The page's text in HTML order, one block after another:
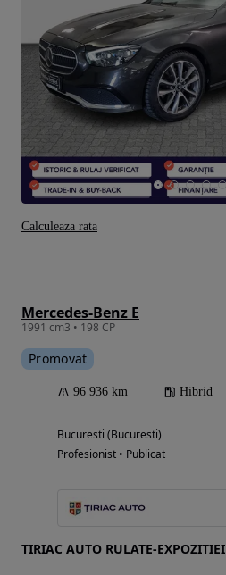
Mercedes-Benz E
1991 cm3 • 198 CP
Promovat
96 936 km Hibrid
Bucuresti (Bucuresti)
Profesionist • Publicat
TIRIAC AUTO RULATE-EXPOZITIEI
Calculeaza rata